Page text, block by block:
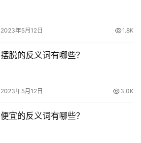
2023年5月12日 1.8K
摆脱的反义词有哪些？
2023年5月12日 3.0K
便宜的反义词有哪些？